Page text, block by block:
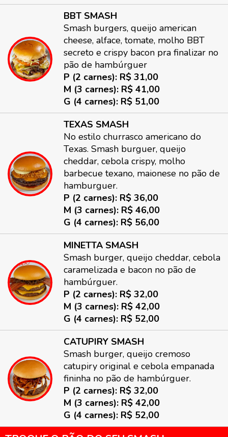
BBT SMASH
Smash burgers, queijo american
cheese, alface, tomate, molho BBT
secreto e crispy bacon pra finalizar no
pão de hambúrguer
P (2 carnes): R$ 31,00
M (3 carnes): R$ 41,00
G (4 carnes): R$ 51,00
TEXAS SMASH
No estilo churrasco americano do
Texas. Smash burguer, queijo
cheddar, cebola crispy, molho
barbecue texano, maionese no pão de
hamburguer.
P (2 carnes): R$ 36,00
M (3 carnes): R$ 46,00
G (4 carnes): R$ 56,00
MINETTA SMASH
Smash burger, queijo cheddar, cebola
caramelizada e bacon no pão de
hambúrguer.
P (2 carnes): R$ 32,00
M (3 carnes): R$ 42,00
G (4 carnes): R$ 52,00
CATUPIRY SMASH
Smash burger, queijo cremoso
catupiry original e cebola empanada
fininha no pão de hambúrguer.
P (2 carnes): R$ 32,00
M (3 carnes): R$ 42,00
G (4 carnes): R$ 52,00